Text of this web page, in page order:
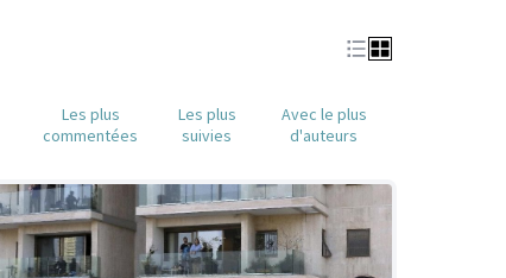
Les plus
commentées
Les plus
suivies
Avec le plus
d'auteurs